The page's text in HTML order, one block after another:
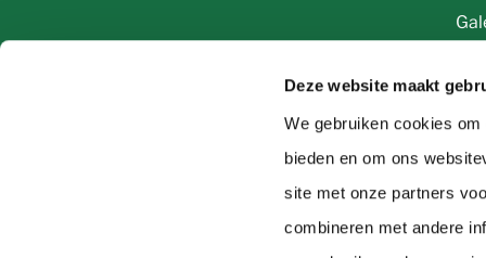
Deze website maakt
We gebruiken cookies
bieden en om ons
site met onze partners
combineren met andere
© 2026, Bierfestival Hoogeveen